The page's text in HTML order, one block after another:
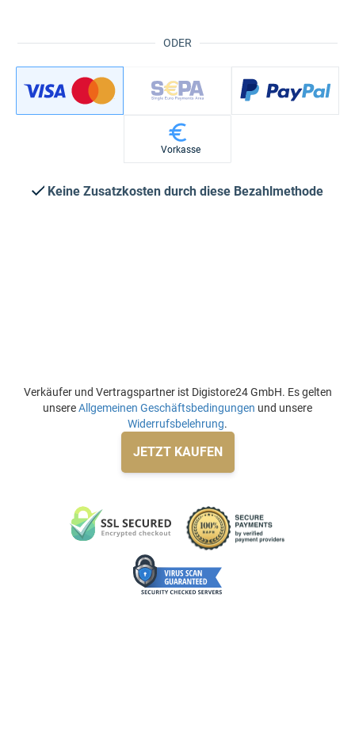
ODER
Vorkasse
Keine Zusatzkosten durch diese Bezahlmethode
Verkäufer und Vertragspartner ist Digistore24 GmbH. Es gelten
unsereAllgemeinen Geschäftsbedingungen und unsere
Widerrufsbelehrung.
JETZT KAUFEN